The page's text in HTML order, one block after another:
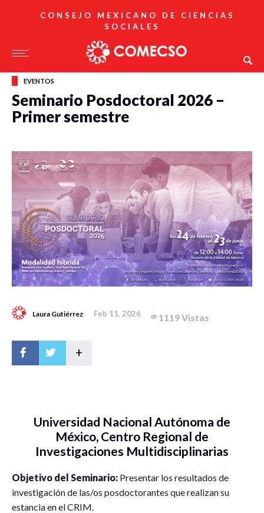
CONSEJO MEXICANO DE CIENCIAS
SOCIALES
EVENTOS
Seminario Posdoctoral 2026 –
Primer semestre
Laura Gutiérrez Feb 11, 2026 1119 Vistas
+
Universidad Nacional Autónoma de
México, Centro Regional de
Investigaciones Multidisciplinarias
Objetivo del Seminario: Presentar los resultados de
investigación de las/os posdoctorantes que realizan su
estancia en el CRIM.